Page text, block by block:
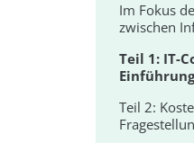
Im Fokus
zwischen
Teil 1: IT-
Teil 2: